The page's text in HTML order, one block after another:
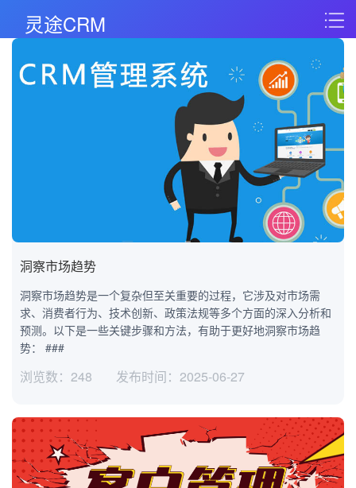
灵途CRM
洞察市场趋势
洞察市场趋势是一个复杂但至关重要的过程，它涉及对市场需
求、消费者行为、技术创新、政策法规等多个方面的深入分析和
预测。以下是一些关键步骤和方法，有助于更好地洞察市场趋
势： ###
浏览数：248 发布时间：2025-06-27